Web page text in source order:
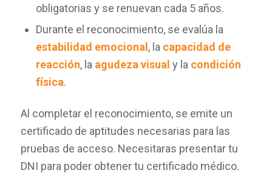
obligatorias y se renuevan cada 5 años.
Durante el reconocimiento, se evalúa la
estabilidad emocional , la capacidad de
reacción, la agudeza visual y la condición
física.
Al completar el reconocimiento, se emite un
certificado de aptitudes necesarias para las
pruebas de acceso. Necesitaras presentar tu
DNI para poder obtener tu certificado médico.